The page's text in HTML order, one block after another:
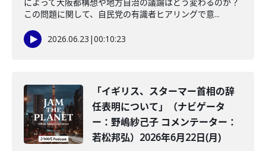
この問題に関して、自民党の有識者ヒアリングで意...
2026.06.23 |00:10:23
「イギリス、スターマー首相の辞
任表明について」（ナビゲータ
ー：野嶋紗己子 コメンテーター：
若松邦弘）2026年6月22日(月)